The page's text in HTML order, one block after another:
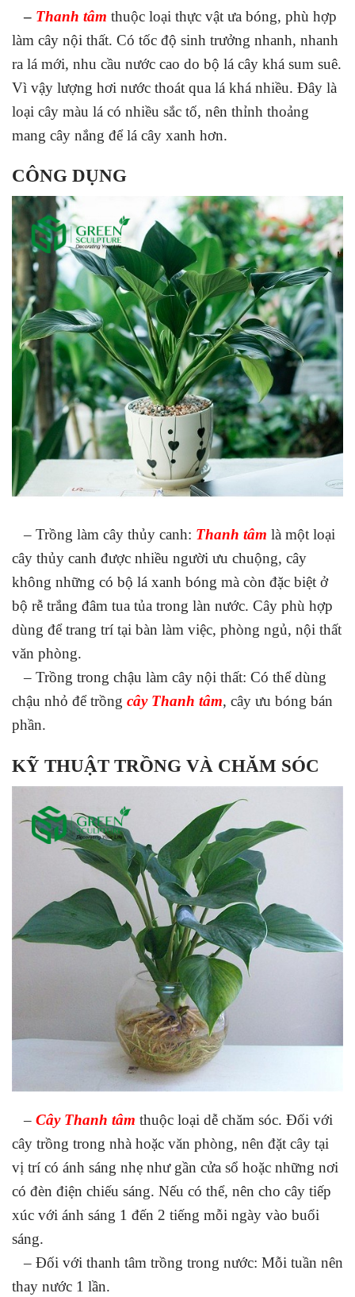
– Thanh tâm thuộc loại thực vật ưa bóng, phù hợp
làm cây nội thất. Có tốc độ sinh trưởng nhanh, nhanh
ra lá mới, nhu cầu nước cao do bộ lá cây khá sum suê.
Vì vậy lượng hơi nước thoát qua lá khá nhiều. Đây là
loại cây màu lá có nhiều sắc tố, nên thỉnh thoảng
mang cây nắng để lá cây xanh hơn.
CÔNG DỤNG
– Trồng làm cây thủy canh: Thanh tâm là một loại
cây thủy canh được nhiều người ưu chuộng, cây
không những có bộ lá xanh bóng mà còn đặc biệt ở
bộ rễ trắng đâm tua tủa trong làn nước. Cây phù hợp
dùng để trang trí tại bàn làm việc, phòng ngủ, nội thất
văn phòng.
– Trồng trong chậu làm cây nội thất: Có thể dùng
chậu nhỏ để trồng cây Thanh tâm, cây ưu bóng bán
phần.
KỸ THUẬT TRỒNG VÀ CHĂM SÓC
– Cây Thanh tâm thuộc loại dễ chăm sóc. Đối với
cây trồng trong nhà hoặc văn phòng, nên đặt cây tại
vị trí có ánh sáng nhẹ như gần cửa sổ hoặc những nơi
có đèn điện chiếu sáng. Nếu có thể, nên cho cây tiếp
xúc với ánh sáng 1 đến 2 tiếng mỗi ngày vào buổi
sáng.
– Đối với thanh tâm trồng trong nước: Mỗi tuần nên
thay nước 1 lần.